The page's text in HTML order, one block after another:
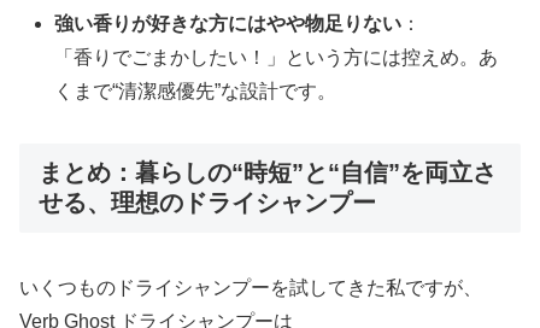
強い香りが好きな方にはやや物足りない ：
「香りでごまかしたい！」という方には控えめ。あ
くまで“清潔感優先”な設計です。
まとめ：暮らしの“時短”と“自信”を両立さ
せる、理想のドライシャンプー
いくつものドライシャンプーを試してきた私ですが、
Verb Ghost ドライシャンプーは